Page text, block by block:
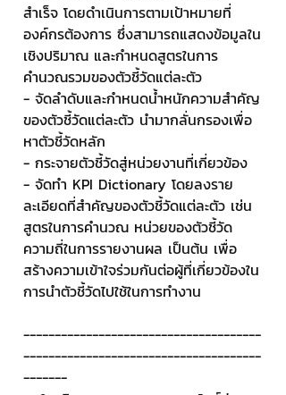
สำเร็จ โดยดำเนินการตามเป้าหมายที่
องค์กรต้องการ ซึ่งสามารถแสดงข้อมูลใน
เชิงปริมาณ และกำหนดสูตรในการ
คำนวณรวมของตัวชี้วัดแต่ละตัว
- จัดลำดับและกำหนดน้ำหนักความสำคัญ
ของตัวชี้วัดแต่ละตัว นำมากลั่นกรองเพื่อ
หาตัวชี้วัดหลัก
- กระจายตัวชี้วัดสู่หน่วยงานที่เกี่ยวข้อง
- จัดทำ KPI Dictionary โดยลงราย
ละเอียดที่สำคัญของตัวชี้วัดแต่ละตัว เช่น
สูตรในการคำนวณ หน่วยของตัวชี้วัด
ความถี่ในการรายงานผล เป็นต้น เพื่อ
สร้างความเข้าใจร่วมกันต่อผู้ที่เกี่ยวข้องใน
การนำตัวชี้วัดไปใช้ในการทำงาน
--------------------------------------
--------------------------------------
-------